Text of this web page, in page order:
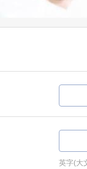
英字(大